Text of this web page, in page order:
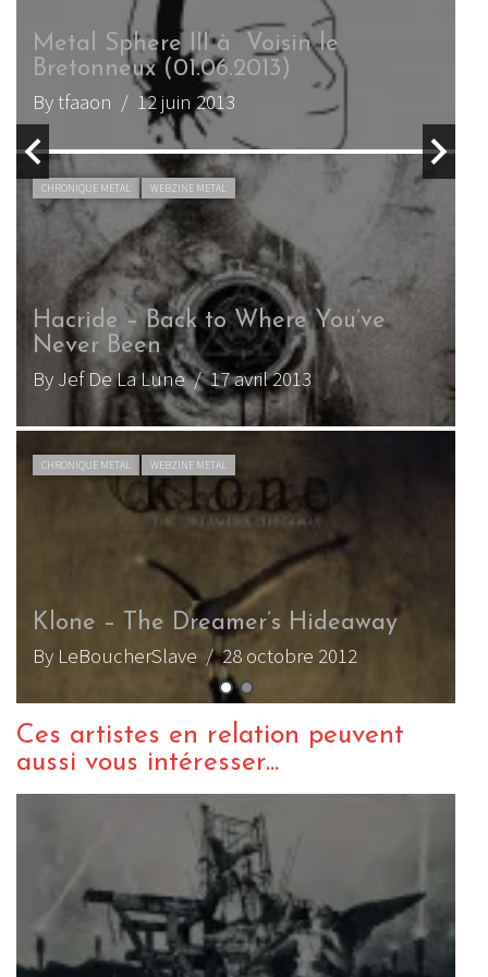
Metal Sphere III à Voisin le
Bretonneux (01.06.2013)
By tfaaon / 12 juin 2013
CHRONIQUE METAL WEBZINE METAL
Hacride – Back to Where You’ve
Never Been
By Jef De La Lune/ 17 avril 2013
CHRONIQUE METAL WEBZINE METAL
Klone – The Dreamer’s Hideaway
By LeBoucherSlave / 28 octobre 2012
Ces artistes en relation peuvent
aussi vous intéresser...